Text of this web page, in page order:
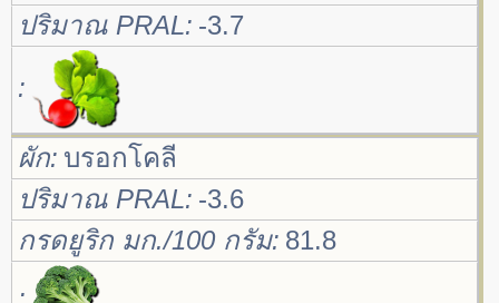
ปริมาณ PRAL -3.7
ผัก บรอกโคลี
ปริมาณ PRAL -3.6
กรดยูริก มก./100 กรัม 81.8